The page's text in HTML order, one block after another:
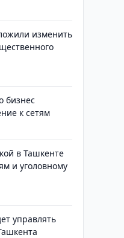
изменить
бизнес
к сетям
в Ташкенте
и уголовному
управлять